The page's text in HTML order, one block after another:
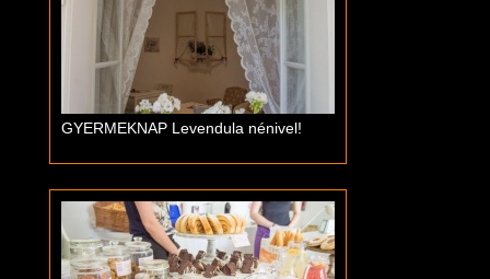
GYERMEKNAP Levendula nénivel!